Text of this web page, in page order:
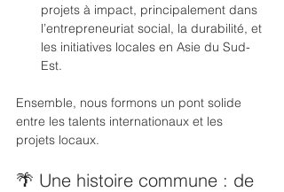
projets à impact, principalement dans
l’entrepreneuriat social, la durabilité, et
les initiatives locales en Asie du Sud-
Est.
Ensemble, nous formons un pont solide
entre les talents internationaux et les
projets locaux.
🌴 Une histoire commune : de